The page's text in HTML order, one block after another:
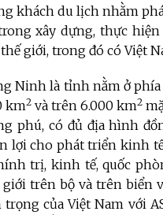
khách du lịch nhằm
xây dựng, thực
giới, trong đó có Việt
Ninh là tỉnh nằm ở
km2 và trên 6.000 km2
phú, có đủ địa hình
lợi cho phát triển kinh
trị, kinh tế, quốc
trên bộ và trên biển
trọng của Việt Nam với